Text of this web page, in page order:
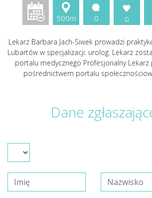
500m 0 0
Lekarz Barbara Jach-Siwek prowadzi
Lubartów w specjalizacji: urolog. Lekarz
portalu medycznego Profesjonalny
pośrednictwem portalu
Dane